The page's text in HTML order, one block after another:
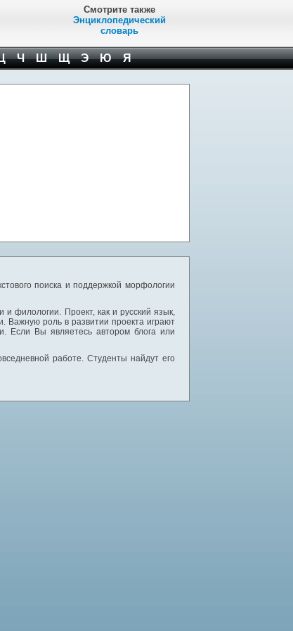
Смотрите также
Энциклопедический
словарь
Ч Ш Щ Э Ю Я
поиска и поддержкой морфологии
и филологии. Проект, как и русский язык,
Важную роль в развитии проекта играют
Если Вы являетесь автором блога или
работе. Студенты найдут его